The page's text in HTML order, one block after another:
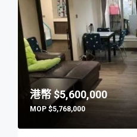
$5,600,000
$5,768,000